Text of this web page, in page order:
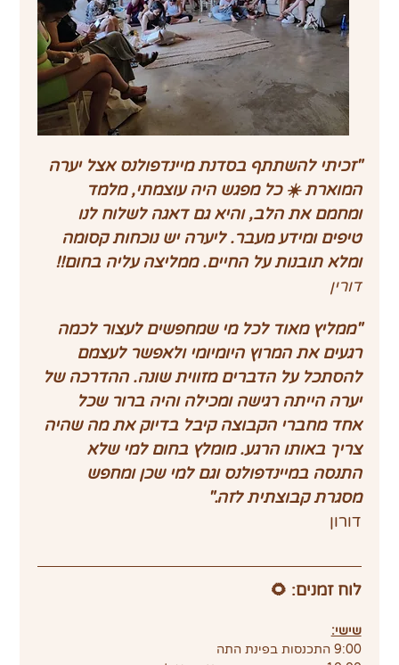
"זכיתי להשתתף בסדנת מיינדפולנס אצל יערה
המוארת ☀️ כל מפגש היה עוצמתי, מלמד
ומחמם את הלב, והיא גם דאגה לשלוח לנו
טיפים ומידע מעבר. ליערה יש נוכחות קסומה
ומלא תובנות על החיים. ממליצה עליה בחום!!
דורין
"ממליץ מאוד לכל מי שמחפשים לעצור לכמה
רגעים את המרוץ היומיומי ולאפשר לעצמם
להסתכל על הדברים מזווית שונה. ההדרכה של
יערה הייתה רגישה ומכילה והיה ברור שכל
אחד מחברי הקבוצה קיבל בדיוק את מה שהיה
צריך באותו הרגע. מומלץ בחום למי שלא
התנסה במיינדפולנס וגם למי שכן ומחפש
מסגרת קבוצתית לזה."
דורון
לוח זמנים: 🌻
שישי:
9:00 התכנסות בפינת התה